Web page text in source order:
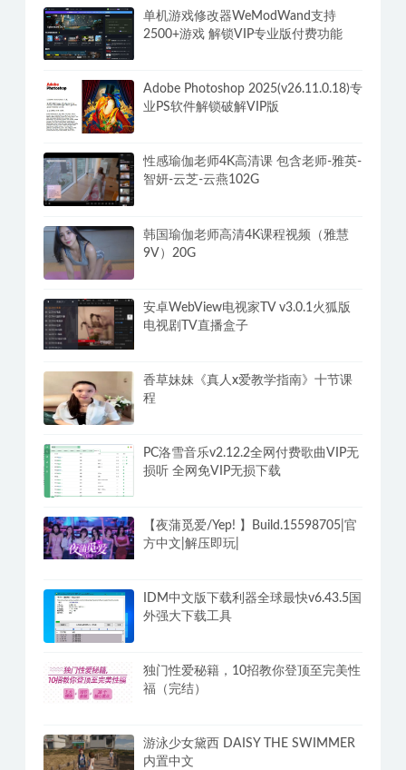
单机游戏修改器WeModWand支持
2500+游戏 解锁VIP专业版付费功能
Adobe Photoshop 2025(v26.11.0.18)专
业PS软件解锁破解VIP版
性感瑜伽老师4K高清课 包含老师-雅英-
智妍-云芝-云燕102G
韩国瑜伽老师高清4K课程视频（雅慧
9V）20G
安卓WebView电视家TV v3.0.1火狐版
电视剧TV直播盒子
香草妹妹《真人x爱教学指南》十节课
程
PC洛雪音乐v2.12.2全网付费歌曲VIP无
损听 全网免VIP无损下载
【夜蒲觅爱/Yep! 】Build.15598705|官
方中文|解压即玩|
IDM中文版下载利器全球最快v6.43.5国
外强大下载工具
独门性爱秘籍，10招教你登顶至完美性
福（完结）
游泳少女黛西 DAISY THE SWIMMER
内置中文